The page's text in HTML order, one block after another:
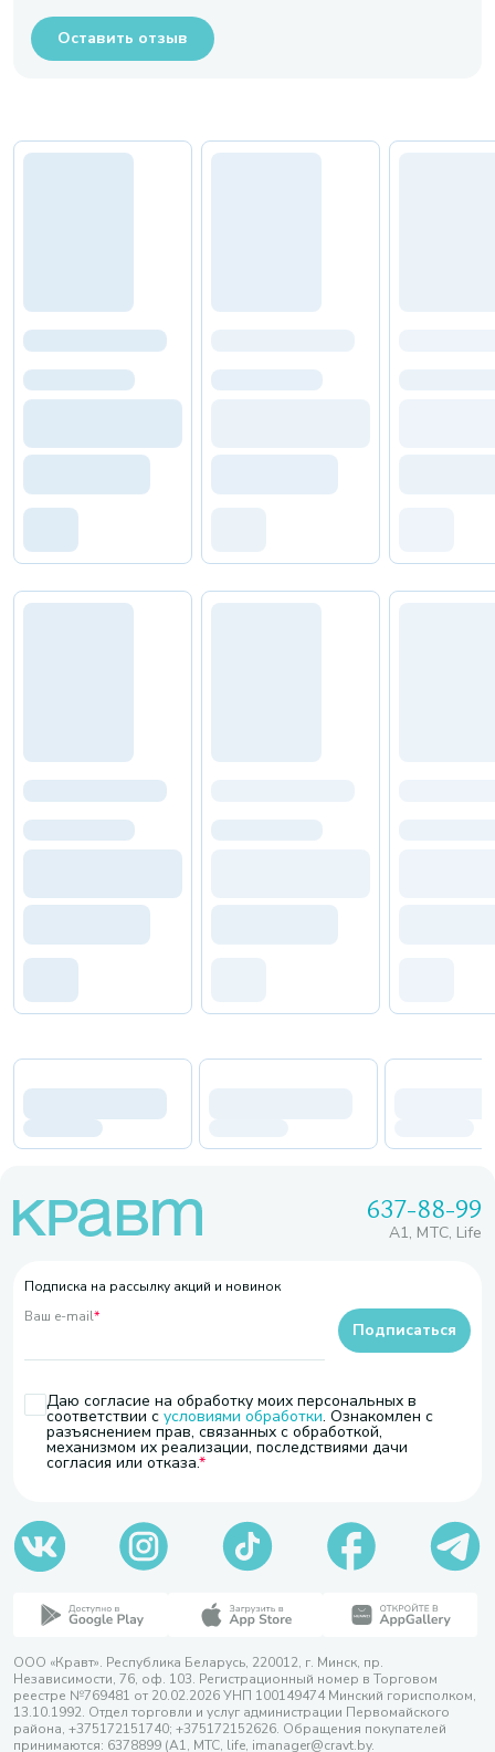
Оставить отзыв
637-88-99
A1, МТС, Life
Подписка на рассылку акций и новинок
Ваш e-mail*
Даю согласие на обработку моих персональных в
соответствии с условиями обработки. Ознакомлен с
разъяснением прав, связанных с обработкой,
механизмом их реализации, последствиями дачи
согласия или отказа.
Подписаться
ООО «Кравт». Республика Беларусь, 220012, г. Минск, пр.
Независимости, 76, оф. 103. Регистрационный номер в Торговом
реестре №769481 от 20.02.2026 УНП 100149474 Минский горисполком,
13.10.1992. Отдел торговли и услуг администрации Первомайского
района, +375172151740; +375172152626. Обращения покупателей
принимаются: 6378899 (А1, МТС, life, imanager@cravt.by.